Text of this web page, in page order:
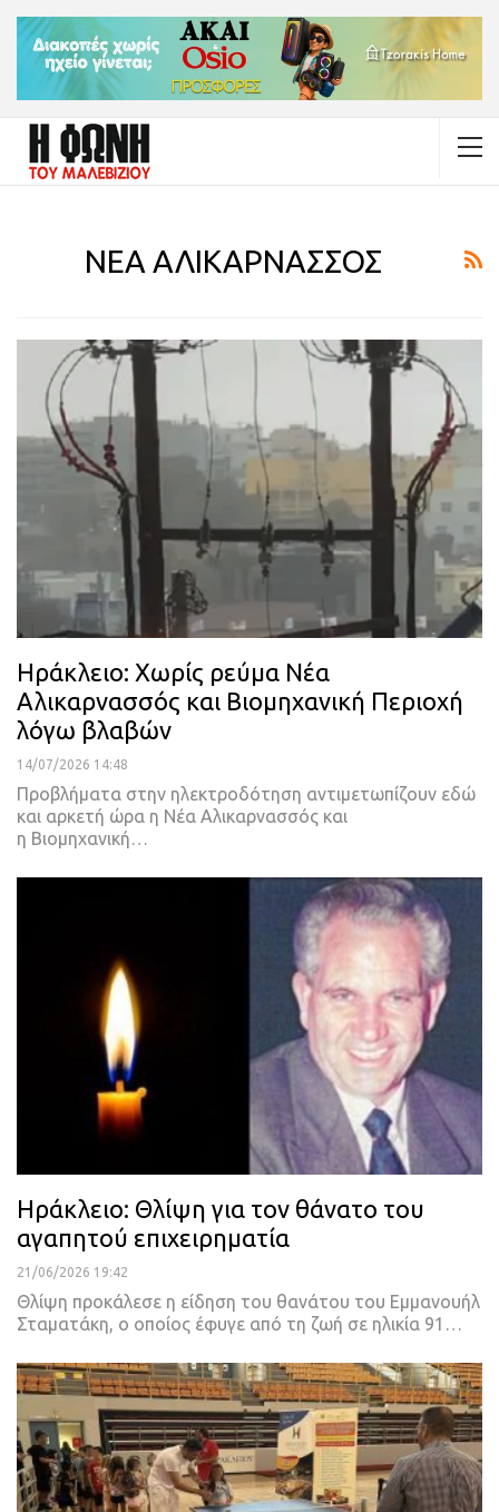
ΝΕΑ ΑΛΙΚΑΡΝΑΣΣΟΣ
Ηράκλειο: Χωρίς ρεύμα Νέα
Αλικαρνασσός και Βιομηχανική Περιοχή
λόγω βλαβών
14/07/2026 14:48
Προβλήματα στην ηλεκτροδότηση αντιμετωπίζουν εδώ
και αρκετή ώρα η Νέα Αλικαρνασσός και
η Βιομηχανική…
Ηράκλειο: Θλίψη για τον θάνατο του
αγαπητού επιχειρηματία
21/06/2026 19:42
Θλίψη προκάλεσε η είδηση του θανάτου του Εμμανουήλ
Σταματάκη, ο οποίος έφυγε από τη ζωή σε ηλικία 91…